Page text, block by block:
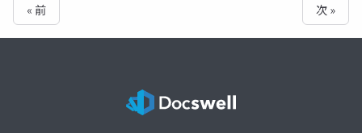
« 前 次 »